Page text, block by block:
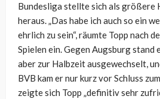
Bundesliga stellte sich als größere
heraus. „Das habe ich auch so ein
ehrlich zu sein“, räumte Topp nach
Spielen ein. Gegen Augsburg stand
aber zur Halbzeit ausgewechselt,
BVB kam er nur kurz vor Schluss
zeigte sich Topp „definitiv sehr